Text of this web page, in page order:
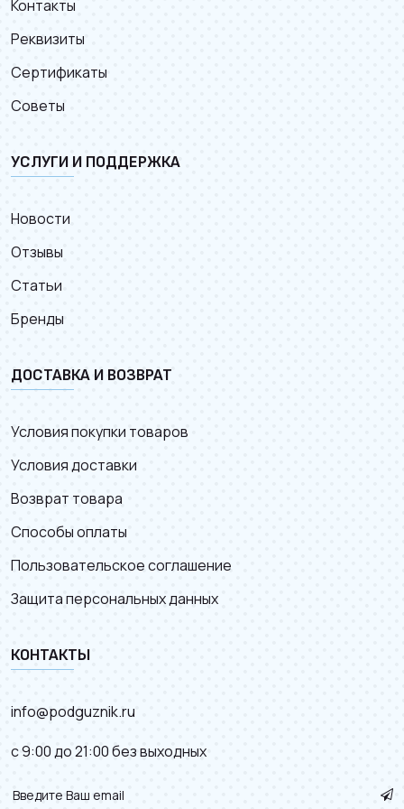
Контакты
Реквизиты
Сертификаты
Советы
УСЛУГИ И ПОДДЕРЖКА
Новости
Отзывы
Статьи
Бренды
ДОСТАВКА И ВОЗВРАТ
Условия покупки товаров
Условия доставки
Возврат товара
Способы оплаты
Пользовательское соглашение
Защита персональных данных
КОНТАКТЫ
info@podguznik.ru
с 9:00 до 21:00 без выходных